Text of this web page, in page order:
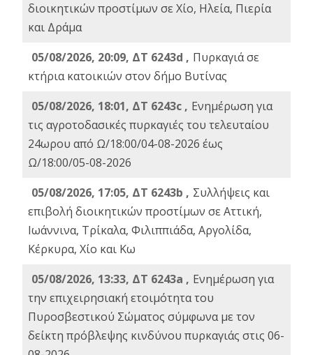
διοικητικών προστίμων σε Χίο, Ηλεία, Πιερία
και Δράμα
05/08/2026, 20:09, ΔΤ 6243d , Πυρκαγιά σε
κτήρια κατοικιών στον δήμο Βυτίνας
05/08/2026, 18:01, ΔΤ 6243c , Ενημέρωση για
τις αγροτοδασικές πυρκαγιές του τελευταίου
24ωρου από Ω/18:00/04-08-2026 έως
Ω/18:00/05-08-2026
05/08/2026, 17:05, ΔΤ 6243b , Συλλήψεις και
επιβολή διοικητικών προστίμων σε Αττική,
Ιωάννινα, Τρίκαλα, Φιλιππιάδα, Αργολίδα,
Κέρκυρα, Χίο και Κω
05/08/2026, 13:33, ΔΤ 6243a , Ενημέρωση για
την επιχειρησιακή ετοιμότητα του
Πυροσβεστικού Σώματος σύμφωνα με τον
δείκτη πρόβλεψης κινδύνου πυρκαγιάς στις 06-